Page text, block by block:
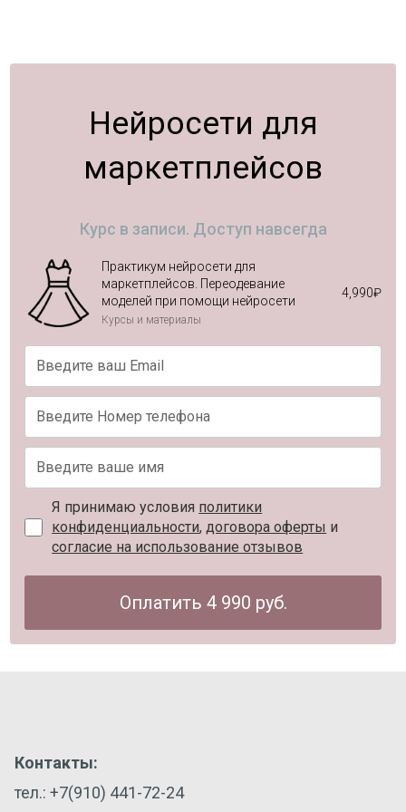
Нейросети для
маркетплейсов
Курс в записи. Доступ навсегда
Практикум нейросети для
маркетплейсов. Переодевание
моделей при помощи нейросети
Курсы и материалы
4,990₽
Я принимаю условия политики
конфиденциальности,договора оферты и
согласие на использование отзывов
Оплатить 4 990 руб.
Контакты:
тел.: +7(910) 441-72-24